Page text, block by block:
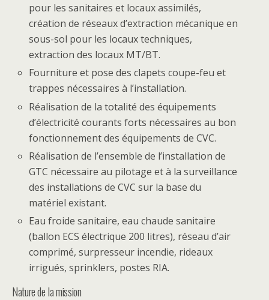
pour les sanitaires et locaux assimilés,
création de réseaux d’extraction mécanique en
sous-sol pour les locaux techniques,
extraction des locaux MT/BT.
Fourniture et pose des clapets coupe-feu et
trappes nécessaires à l’installation.
Réalisation de la totalité des équipements
d’électricité courants forts nécessaires au bon
fonctionnement des équipements de CVC.
Réalisation de l’ensemble de l’installation de
GTC nécessaire au pilotage et à la surveillance
des installations de CVC sur la base du
matériel existant.
Eau froide sanitaire, eau chaude sanitaire
(ballon ECS électrique 200 litres), réseau d’air
comprimé, surpresseur incendie, rideaux
irrigués, sprinklers, postes RIA.
Nature de la mission